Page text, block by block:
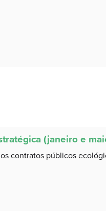
(janeiro e
contratos públicos